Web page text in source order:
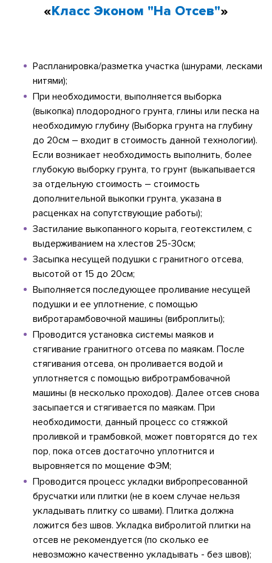
«Класс Эконом "На Отсев"»
Распланировка/разметка участка (шнурами, лесками
нитями);
При необходимости, выполняется выборка
(выкопка) плодородного грунта, глины или песка на
необходимую глубину (Выборка грунта на глубину
до 20см – входит в стоимость данной технологии).
Если возникает необходимость выполнить, более
глубокую выборку грунта, то грунт (выкапывается
за отдельную стоимость – стоимость
дополнительной выкопки грунта, указана в
расценках на сопутствующие работы);
Застилание выкопанного корыта, геотекстилем, с
выдерживанием на хлестов 25-30см;
Засыпка несущей подушки с гранитного отсева,
высотой от 15 до 20см;
Выполняется последующее проливание несущей
подушки и ее уплотнение, с помощью
вибротарамбовочной машины (виброплиты);
Проводится установка системы маяков и
стягивание гранитного отсева по маякам. После
стягивания отсева, он проливается водой и
уплотняется с помощью вибротрамбовачной
машины (в несколько проходов). Далее отсев снова
засыпается и стягивается по маякам. При
необходимости, данный процесс со стяжкой
проливкой и трамбовкой, может повторятся до тех
пор, пока отсев достаточно уплотнится и
выровняется по мощение ФЭМ;
Проводится процесс укладки вибропресованной
брусчатки или плитки (не в коем случае нельзя
укладывать плитку со швами). Плитка должна
ложится без швов. Укладка вибролитой плитки на
отсев не рекомендуется (по сколько ее
невозможно качественно укладывать - без швов);